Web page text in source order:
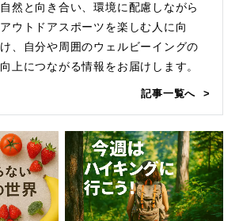
自然と向き合い、環境に配慮しながら
アウトドアスポーツを楽しむ人に向
け、自分や周囲のウェルビーイングの
向上につながる情報をお届けします。
記事一覧へ